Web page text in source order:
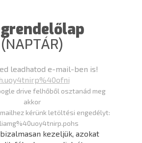
(NAPTÁR)
leadhatod e-mail-ben is!
drive felhőből osztanád meg
akkor
kérünk letöltési engedélyt:
kezeljük, azokat